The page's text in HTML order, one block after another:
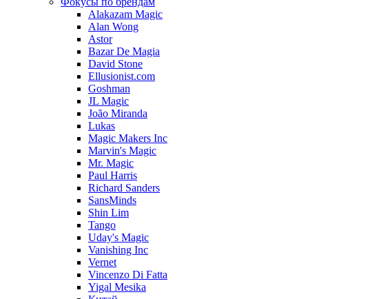
Alakazam Magic
Alan Wong
Astor
Bazar De Magia
David Stone
Ellusionist.com
Goshman
JL Magic
João Miranda
Lukas
Magic Makers Inc
Marvin's Magic
Mr. Magic
Paul Harris
Richard Sanders
SansMinds
Shin Lim
Tango
Uday's Magic
Vanishing Inc
Vernet
Vincenzo Di Fatta
Yigal Mesika